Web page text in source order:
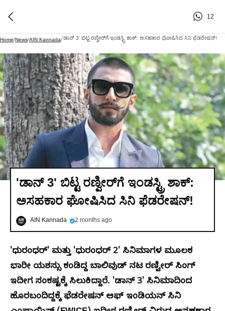
12
Home/News/AIN Kannada/'ಡಾನ್ 3' ಬಿಟ್ಟ ರಣ್ವೀರ್‌ಗೆ ಇಂಡಸ್ಟ್ರಿ ಶಾಕ್: ಅಸಹಕಾರ ಘೋಷಿಸಿದ ಸಿನಿ ಫೆಡರೇಷನ್!
'ಡಾನ್ 3' ಬಿಟ್ಟ ರಣ್ವೀರ್‌ಗೆ ಇಂಡಸ್ಟ್ರಿ ಶಾಕ್:
ಅಸಹಕಾರ ಘೋಷಿಸಿದ ಸಿನಿ ಫೆಡರೇಷನ್!
AIN Kannada 2 months ago
'ಧುರಂಧರ್' ಮತ್ತು 'ಧುರಂಧರ್ 2' ಸಿನಿಮಾಗಳ ಮೂಲಕ
ಭಾರೀ ಯಶಸ್ಸು ಕಂಡಿದ್ದ ಬಾಲಿವುಡ್ ನಟ ರಣ್ವೀರ್ ಸಿಂಗ್
ಇದೀಗ ಸಂಕಷ್ಟಕ್ಕೆ ಸಿಲುಕಿದ್ದಾರೆ. 'ಡಾನ್ 3' ಸಿನಿಮಾದಿಂದ
ಹೊರಬಂದಿದ್ದಕ್ಕೆ ಫೆಡರೇಷನ್ ಆಫ್ ಇಂಡಿಯನ್ ಸಿನಿ